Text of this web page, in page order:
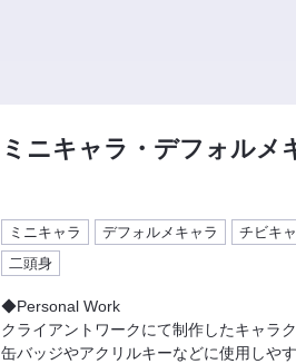
ミニキャラ・デフォルメ
ミニキャラ デフォルメキャラ チビキ
二頭身
◆Personal Work
クライアントワークにて制作したキャラ
缶バッジやアクリルキーなどに使用しや